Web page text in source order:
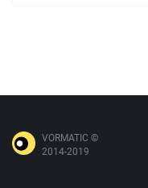
VORMATIC ©
2014-2019